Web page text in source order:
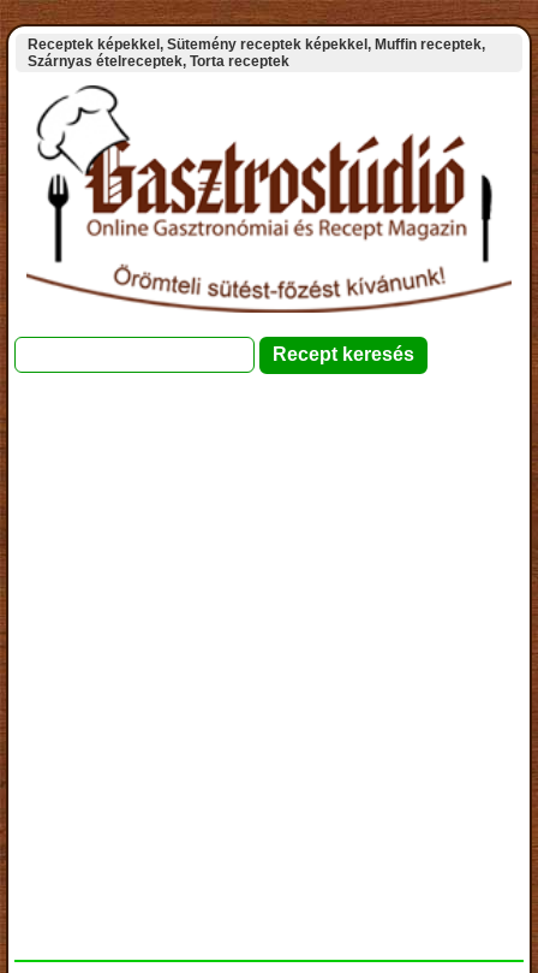
Receptek képekkel, Sütemény receptek képekkel, Muffin receptek,
Szárnyas ételreceptek, Torta receptek